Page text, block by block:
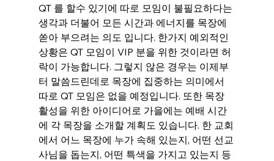
QT 를 할수 있기에 따로 모임이 불필요하다는
생각과 더불어 모든 시간과 에너지를 목장에
쏟아 부으려는 의도 입니다. 한가지 예외적인
상황은 QT 모임이 VIP 분을 위한 것이라면 허
락이 가능합니다. 그렇지 않은 경우는 이제부
터 말씀드린데로 목장에 집중하는 의미에서
따로 QT 모임은 없을 예정입니다. 또한 목장
활성을 위한 아이디어로 가을에는 예배 시간
에 각 목장을 소개할 계획도 있습니다. 한 교회
에서 어느 목장에 누가 속해 있는지, 어떤 선교
사님을 돕는지, 어떤 특색을 가지고 있는지 등